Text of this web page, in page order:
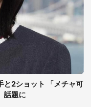
と2ショット 「メチャ可
話題に